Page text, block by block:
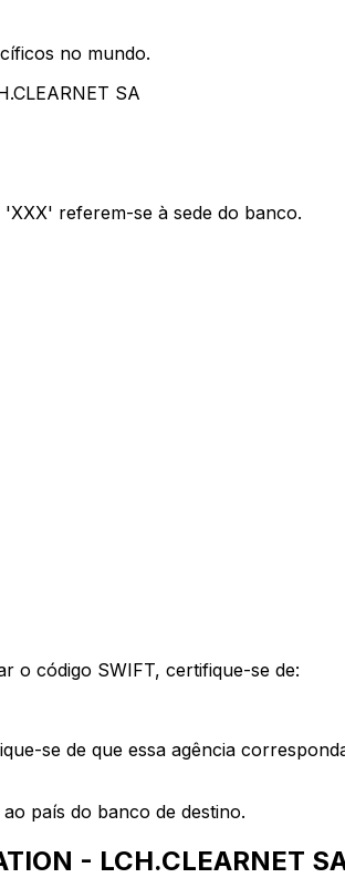
no mundo.
SA
'XXX' referem-se à sede do banco.
o código SWIFT, certifique-se de:
se de que essa agência
país do banco de destino.
- LCH.CLEARNET